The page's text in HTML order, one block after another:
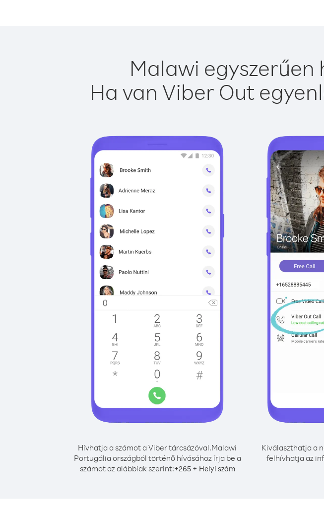
Malawi
Ha van Viber Out
Hívhatja a számot a Viber tárcsázóval.Malawi
Portugália országból történő hívásához írja be a
számot az alábbiak szerint:+265+ Helyi szám
Kiválaszthatja a
felhívhatja az